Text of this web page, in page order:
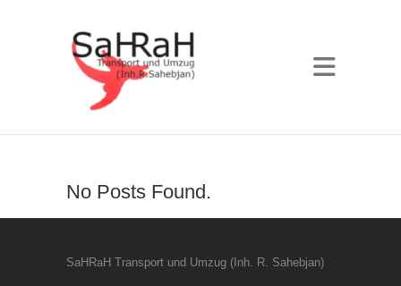
No Posts Found.
SaHRaH Transport und Umzug (Inh. R. Sahebjan)